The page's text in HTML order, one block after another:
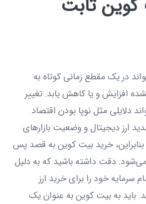
ثابت
در یک مقطع زمانی کوتاه به
افزایش و یا کاهش یابد. تغییر
دلایلی مثل نوپا بودن اقتصاد
ارز دیجیتال و وضعیت بازارهای
بنابراین، خرید بیت کوین به قصد پس
دقت داشته باشید که به دلیل
سرمایه خود را برای خرید ارز
باید به بیت کوین به عنوان یک